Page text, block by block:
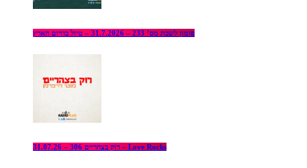
פזמון לשבת מס’ 233 – 31.7.2026 – טיול בדרום הארץ
רוק בצהריים 306 – 31.07.26 – Love Rocks